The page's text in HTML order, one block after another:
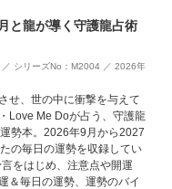
と龍が導く守護龍占術
シリーズNo：M2004 ／ 2026年
せ、世の中に衝撃を与えて
Love Me Doが占う、守護龍
勢本。2026年9月から2027
の毎日の運勢を収録してい
をはじめ、注意点や開運
＆毎日の運勢、運勢のバイ